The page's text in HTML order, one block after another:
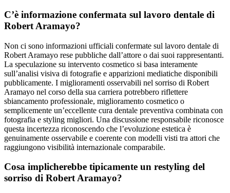
C’è informazione confermata sul lavoro dentale di
Robert Aramayo?
Non ci sono informazioni ufficiali confermate sul lavoro dentale di
Robert Aramayo rese pubbliche dall’attore o dai suoi rappresentanti.
La speculazione su intervento cosmetico si basa interamente
sull’analisi visiva di fotografie e apparizioni mediatiche disponibili
pubblicamente. I miglioramenti osservabili nel sorriso di Robert
Aramayo nel corso della sua carriera potrebbero riflettere
sbiancamento professionale, miglioramento cosmetico o
semplicemente un’eccellente cura dentale preventiva combinata con
fotografia e styling migliori. Una discussione responsabile riconosce
questa incertezza riconoscendo che l’evoluzione estetica è
genuinamente osservabile e coerente con modelli visti tra attori che
raggiungono visibilità internazionale comparabile.
Cosa implicherebbe tipicamente un restyling del
sorriso di Robert Aramayo?